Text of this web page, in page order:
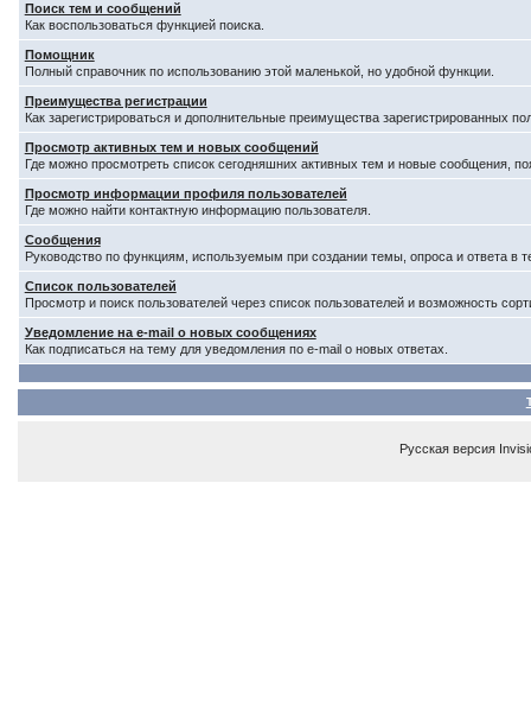
Поиск тем и сообщений
Как воспользоваться функцией поиска.
Помощник
Полный справочник по использованию этой маленькой, но удобной функции.
Преимущества регистрации
Как зарегистрироваться и дополнительные преимущества зарегистрированных
Просмотр активных тем и новых сообщений
Где можно просмотреть список сегодняшних активных тем и новые сообщения,
Просмотр информации профиля пользователей
Где можно найти контактную информацию пользователя.
Сообщения
Руководство по функциям, используемым при создании темы, опроса и ответа в
Список пользователей
Просмотр и поиск пользователей через список пользователей и возможность
Уведомление на e-mail о новых сообщениях
Как подписаться на тему для уведомления по e-mail о новых ответах.
Русская версия